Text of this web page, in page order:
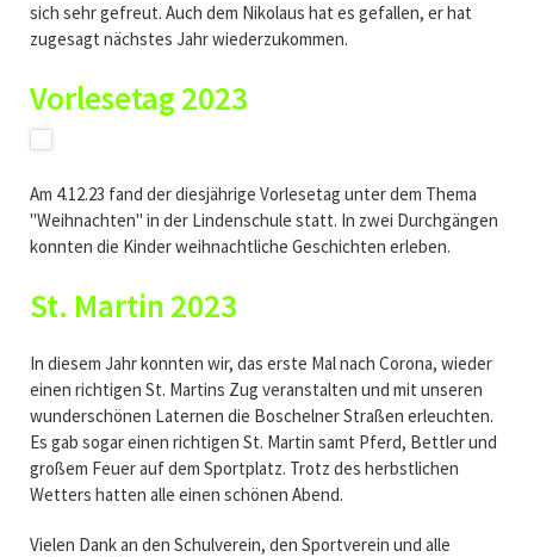
sich sehr gefreut. Auch dem Nikolaus hat es gefallen, er hat
zugesagt nächstes Jahr wiederzukommen.
Vorlesetag 2023
Am 4.12.23 fand der diesjährige Vorlesetag unter dem Thema
"Weihnachten" in der Lindenschule statt. In zwei Durchgängen
konnten die Kinder weihnachtliche Geschichten erleben.
St. Martin 2023
In diesem Jahr konnten wir, das erste Mal nach Corona, wieder
einen richtigen St. Martins Zug veranstalten und mit unseren
wunderschönen Laternen die Boschelner Straßen erleuchten.
Es gab sogar einen richtigen St. Martin samt Pferd, Bettler und
großem Feuer auf dem Sportplatz. Trotz des herbstlichen
Wetters hatten alle einen schönen Abend.
Vielen Dank an den Schulverein, den Sportverein und alle